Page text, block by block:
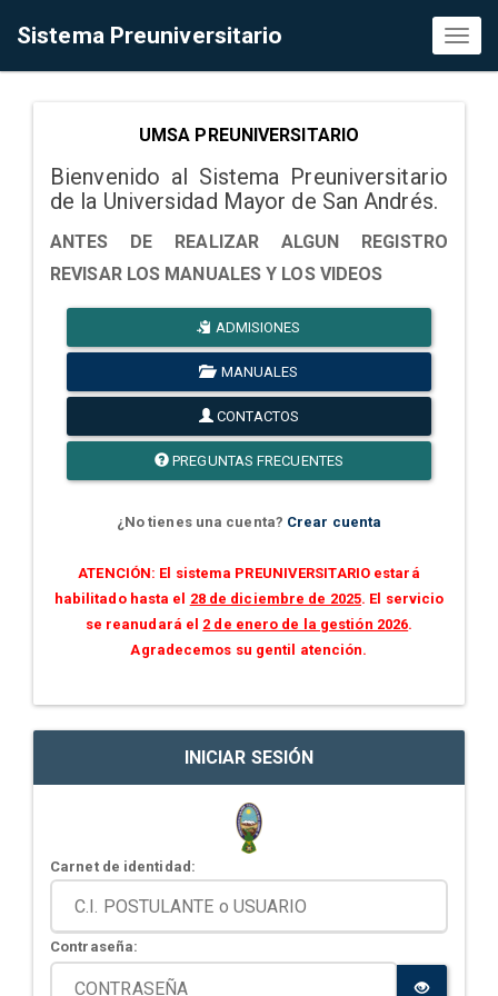
Sistema Preuniversitario
UMSA PREUNIVERSITARIO
Bienvenido al Sistema Preuniversitario
de la Universidad Mayor de San Andrés.
ANTES DE REALIZAR ALGUN REGISTRO
REVISAR LOS MANUALES Y LOS VIDEOS
ADMISIONES
MANUALES
CONTACTOS
PREGUNTAS FRECUENTES
¿No tienes una cuenta? Crear cuenta
ATENCIÓN: El sistema PREUNIVERSITARIO estará
habilitado hasta el 28 de diciembre de 2025. El servicio
se reanudará el 2 de enero de la gestión 2026.
Agradecemos su gentil atención.
INICIAR SESIÓN
Carnet de identidad:
Contraseña: